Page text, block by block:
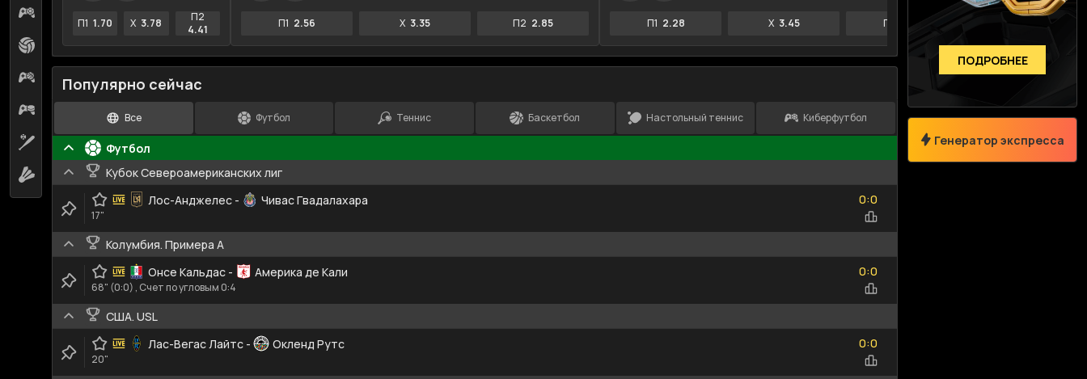
Волейбол 2
Кибербаскетбол
Киберхоккей
Бейсбол
Бадминтон 2
П1 1.70 X 3.78
П2
4.41
П1 2.56 X 3.35 П2 2.85 П1 2.28 X 3.45 П2
Популярно сейчас
Все Футбол Теннис Баскетбол Настольный теннис Киберфутбол
Футбол
Кубок Североамериканских лиг
Лос-Анджелес - Чивас Гвадалахара
0
0:
0
0
17"
Колумбия. Примера A
Онсе Кальдас - Америка де Кали
0
0:
0
0
68" (0:0) , Счет по угловым 0:4
США. USL
Лас-Вегас Лайтс - Окленд Рутс
0
0:
0
0
20"
ПОДРОБНЕЕ
Генератор экспресса